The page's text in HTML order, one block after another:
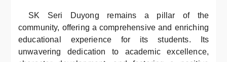
SK Seri Duyong remains a pillar of the
community, offering a comprehensive and enriching
educational experience for its students. Its
unwavering dedication to academic excellence,